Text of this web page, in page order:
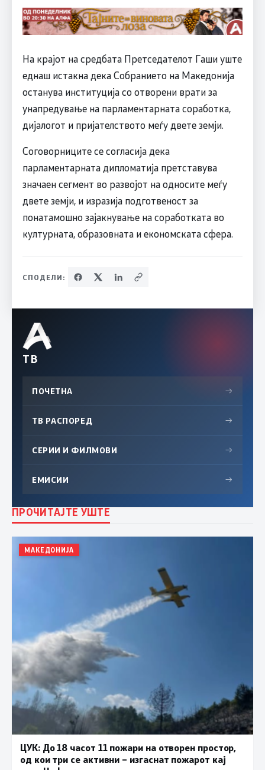
На крајот на средбата Претседателот Гаши уште
еднаш истакна дека Собранието на Македонија
останува институција со отворени врати за
унапредување на парламентарната соработка,
дијалогот и пријателството меѓу двете земји.
Соговорниците се согласија дека
парламентарната дипломатија претставува
значаен сегмент во развојот на односите меѓу
двете земји, и изразија подготвеност за
понатамошно зајакнување на соработката во
културната, образовната и економската сфера.
СПОДЕЛИ:
ТВ
ПОЧЕТНА →
ТВ РАСПОРЕД →
СЕРИИ И ФИЛМОВИ →
ЕМИСИИ →
ПРОЧИТАЈТЕ УШТЕ
МАКЕДОНИЈА
ЦУК: До 18 часот 11 пожари на отворен простор,
од кои три се активни – изгаснат пожарот кај